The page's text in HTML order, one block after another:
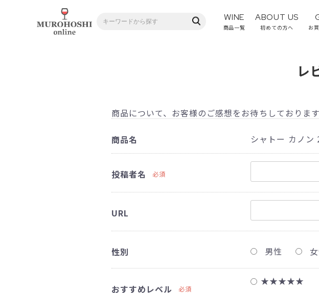
WINE
商品一覧
ABOUT US
初めての方へ お
レ
商品について、お客様のご感想をお待ちしております
商品名 シャトー カノン
投稿者名 必須
URL
性別 男性
おすすめレベル 必須
★★★★★